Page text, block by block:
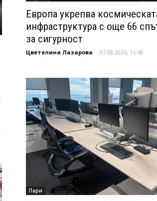
Европа укрепва
инфраструктура с още 66
за сигурност
Цветелина Лазарова - 07.08.2026, 15:58
Пари